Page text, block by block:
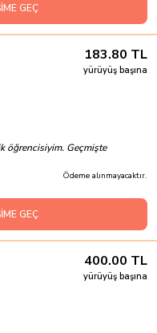
GEÇ
183.80 TL
yürüyüş başına
öğrencisiyim. Geçmişte
Ödeme alınmayacaktır.
GEÇ
400.00 TL
yürüyüş başına